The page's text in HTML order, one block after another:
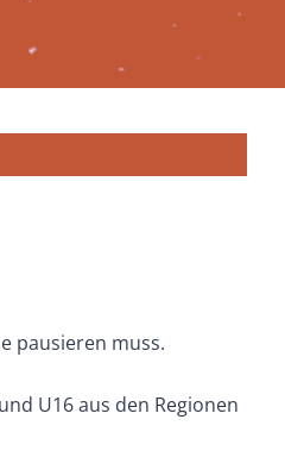
pausieren muss.
U16 aus den Regionen